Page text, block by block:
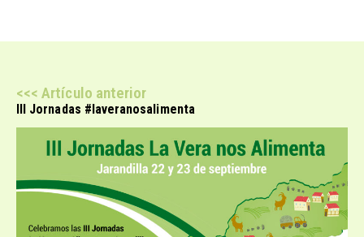
<<< Artículo anterior
III Jornadas #laveranosalimenta